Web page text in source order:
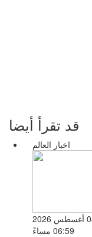
قد تقرأ أيضا
اخبار العالم
السبت 08 أغسطس 2026
06:59 مساءً